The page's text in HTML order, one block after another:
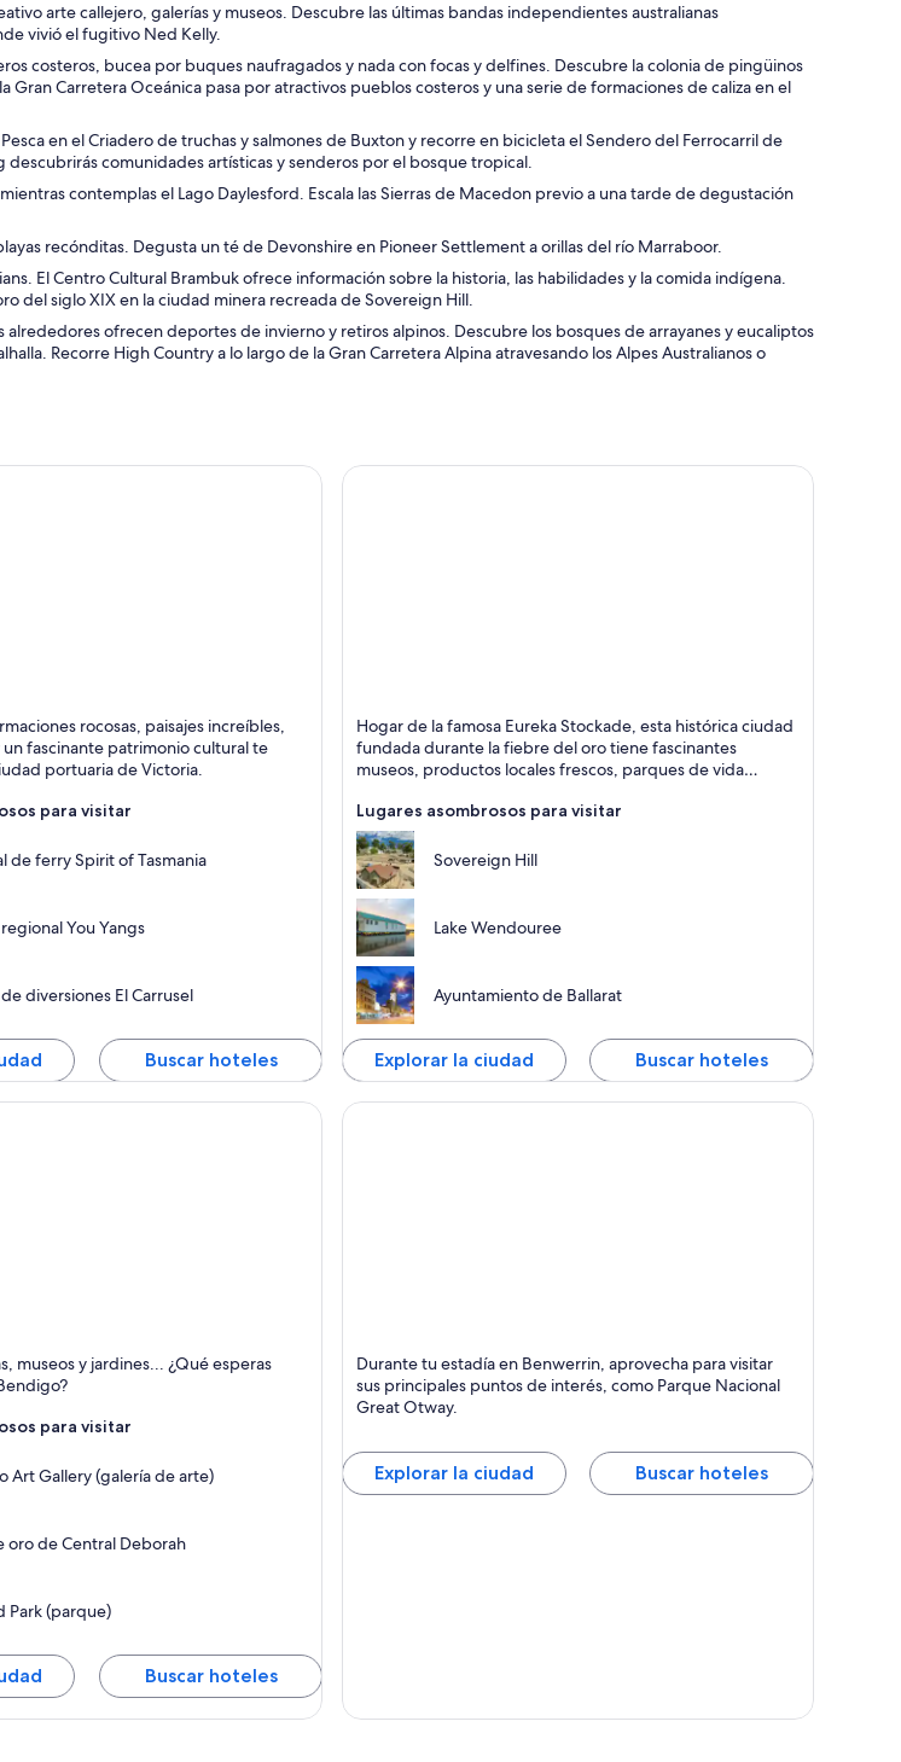
horizonte urbano al fondo y un muelle que se adentra en el agua.
arte callejero, galerías y museos. Descubre las últimas bandas independientes australianas
vivió el fugitivo Ned Kelly.
costeros, bucea por buques naufragados y nada con focas y delfines. Descubre la colonia de pingüinos
Carretera Oceánica pasa por atractivos pueblos costeros y una serie de formaciones de caliza en el
en el Criadero de truchas y salmones de Buxton y recorre en bicicleta el Sendero del Ferrocarril de
comunidades artísticas y senderos por el bosque tropical.
contemplas el Lago Daylesford. Escala las Sierras de Macedon previo a una tarde de degustación
recónditas. Degusta un té de Devonshire en Pioneer Settlement a orillas del río Marraboor.
El Centro Cultural Brambuk ofrece información sobre la historia, las habilidades y la comida indígena.
del siglo XIX en la ciudad minera recreada de Sovereign Hill.
ofrecen deportes de invierno y retiros alpinos. Descubre los bosques de arrayanes y eucaliptos
Recorre High Country a lo largo de la Gran Carretera Alpina atravesando los Alpes Australianos o
Compras y Playas
rocosas, paisajes increíbles,
un fascinante patrimonio cultural te
portuaria de Victoria.
para visitar
de ferry Spirit of Tasmania
You Yangs
diversiones El Carrusel
Buscar hoteles
Ballarat
Histórico, Lagos y Jardines
Hogar de la famosa Eureka Stockade, esta histórica ciudad
fundada durante la fiebre del oro tiene fascinantes
museos, productos locales frescos, parques de vida
Lugares asombrosos para visitar
Sovereign Hill
Lake Wendouree
Ayuntamiento de Ballarat
Explorar la ciudad Buscar hoteles
museos y jardines... ¿Qué esperas
para visitar
Art Gallery (galería de arte)
oro de Central Deborah
Park (parque)
Buscar hoteles
Durante tu estadía en Benwerrin, aprovecha para visitar
sus principales puntos de interés, como Parque Nacional
Great Otway.
Explorar la ciudad Buscar hoteles